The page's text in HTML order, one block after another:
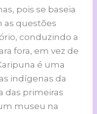
pois se baseia
as questões
conduzindo a
fora, em vez de
é uma
indígenas da
das primeiras
museu na